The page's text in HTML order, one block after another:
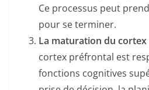
Ce processus peut
pour se terminer.
La maturation du
cortex préfrontal est
fonctions cognitives